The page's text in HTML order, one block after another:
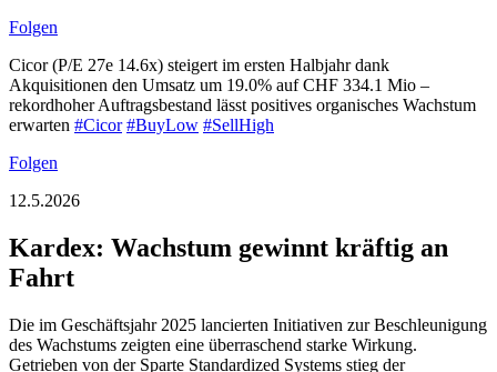
Folgen
Cicor (P/E 27e 14.6x) steigert im ersten Halbjahr dank
Akquisitionen den Umsatz um 19.0% auf CHF 334.1 Mio –
rekordhoher Auftragsbestand lässt positives organisches Wachstum
erwarten #Cicor #BuyLow #SellHigh
Folgen
12.5.2026
Kardex: Wachstum gewinnt kräftig an
Fahrt
Die im Geschäftsjahr 2025 lancierten Initiativen zur Beschleunigung
des Wachstums zeigten eine überraschend starke Wirkung.
Getrieben von der Sparte Standardized Systems stieg der